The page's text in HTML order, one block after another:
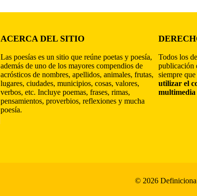
ACERCA DEL SITIO
Las poesías es un sitio que reúne poetas y poesía,
además de uno de los mayores compendios de
acrósticos de nombres, apellidos, animales, frutas,
lugares, ciudades, municipios, cosas, valores,
verbos, etc. Incluye poemas, frases, rimas,
pensamientos, proverbios, reflexiones y mucha
poesía.
Todos los
publicación
siempre
utilizar el
multimedia
© 2026 Definiciona